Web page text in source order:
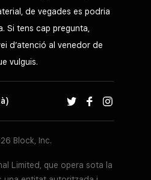
de vegades es podria
Si tens cap pregunta,
d’atenció al venedor de
vulguis.
Block, Inc.
Limited, que opera sota la